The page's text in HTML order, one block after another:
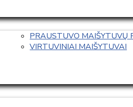
PRAUSTUVO MAIŠYTUVŲ
VIRTUVINIAI MAIŠYTUVAI